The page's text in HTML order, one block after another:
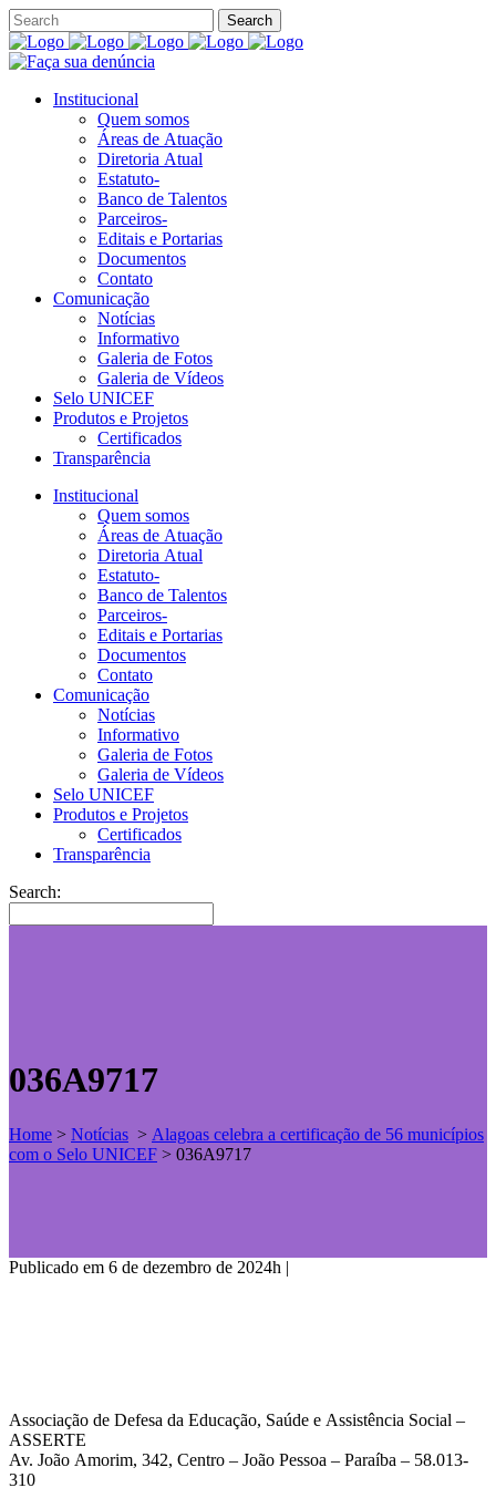
Institucional
Quem somos
Áreas de Atuação
Diretoria Atual
Estatuto-
Banco de Talentos
Parceiros-
Editais e Portarias
Documentos
Contato
Comunicação
Notícias
Informativo
Galeria de Fotos
Galeria de Vídeos
Selo UNICEF
Produtos e Projetos
Certificados
Transparência
Institucional
Quem somos
Áreas de Atuação
Diretoria Atual
Estatuto-
Banco de Talentos
Parceiros-
Editais e Portarias
Documentos
Contato
Comunicação
Notícias
Informativo
Galeria de Fotos
Galeria de Vídeos
Selo UNICEF
Produtos e Projetos
Certificados
Transparência
Search:
036A9717
Home > Notícias > Alagoas celebra a certificação de 56 municípios
com o Selo UNICEF > 036A9717
Publicado em 6 de dezembro de 2024h |
Associação de Defesa da Educação, Saúde e Assistência Social –
ASSERTE
Av. João Amorim, 342, Centro – João Pessoa – Paraíba – 58.013-
310